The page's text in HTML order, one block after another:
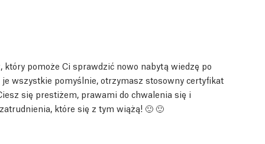
który pomoże Ci sprawdzić nowo nabytą wiedzę po
wszystkie pomyślnie, otrzymasz stosowny certyfikat
się prestiżem, prawami do chwalenia się i
które się z tym wiążą! 🙂 🙂